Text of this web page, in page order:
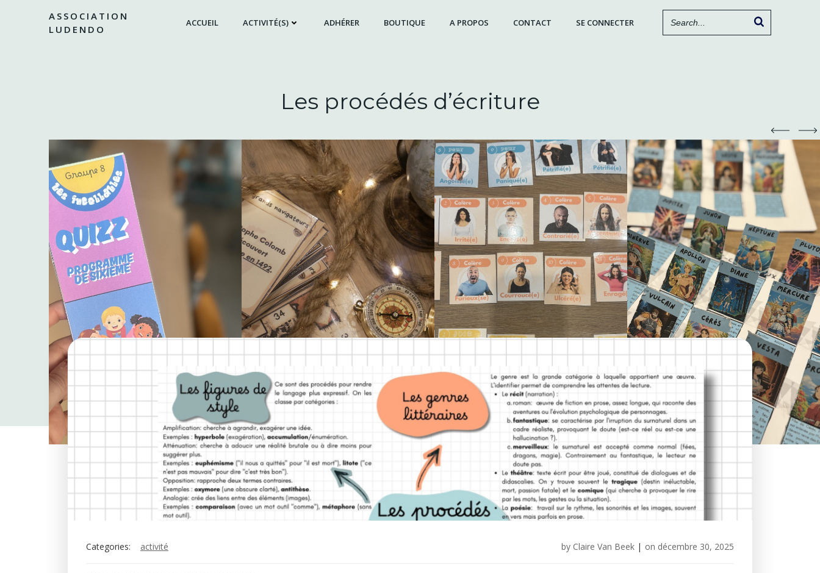
ASSOCIATION
LUDENDO
ACCUEIL ACTIVITÉ(S) ADHÉRER BOUTIQUE A PROPOS CONTACT SE CONNECTER
Les procédés d’écriture
Categories: activité by Claire Van Beek | on décembre 30, 2025